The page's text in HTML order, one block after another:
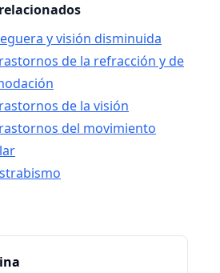
y visión disminuida
de la refracción y de
de la visión
del movimiento